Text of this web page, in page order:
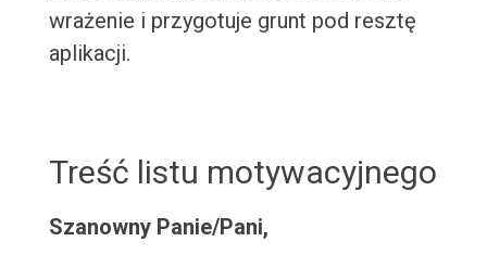
wrażenie i przygotuje grunt pod resztę
aplikacji.
Treść listu motywacyjnego
Szanowny Panie/Pani,